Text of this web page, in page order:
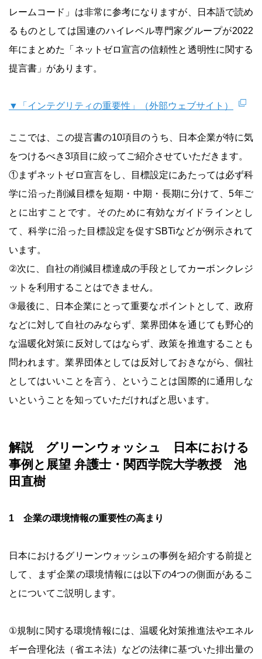
レームコード」は非常に参考になりますが、日本語で読め
るものとしては国連のハイレベル専門家グループが2022
年にまとめた「ネットゼロ宣言の信頼性と透明性に関する
提言書」があります。
▼「インテグリティの重要性」（外部ウェブサイト）
ここでは、この提言書の10項目のうち、日本企業が特に気
をつけるべき3項目に絞ってご紹介させていただきます。
①まずネットゼロ宣言をし、目標設定にあたっては必ず科
学に沿った削減目標を短期・中期・長期に分けて、5年ご
とに出すことです。そのために有効なガイドラインとし
て、科学に沿った目標設定を促すSBTiなどが例示されて
います。
②次に、自社の削減目標達成の手段としてカーボンクレジ
ットを利用することはできません。
③最後に、日本企業にとって重要なポイントとして、政府
などに対して自社のみならず、業界団体を通じても野心的
な温暖化対策に反対してはならず、政策を推進することも
問われます。業界団体としては反対しておきながら、個社
としてはいいことを言う、ということは国際的に通用しな
いということを知っていただければと思います。
解説 グリーンウォッシュ 日本における
事例と展望 弁護士・関西学院大学教授 池
田直樹
1 企業の環境情報の重要性の高まり
日本におけるグリーンウォッシュの事例を紹介する前提と
して、まず企業の環境情報には以下の4つの側面があるこ
とについてご説明します。
①規制に関する環境情報には、温暖化対策推進法やエネル
ギー合理化法（省エネ法）などの法律に基づいた排出量の